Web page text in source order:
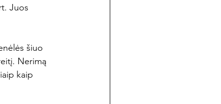
Juos
šiuo
Nerimą
kaip